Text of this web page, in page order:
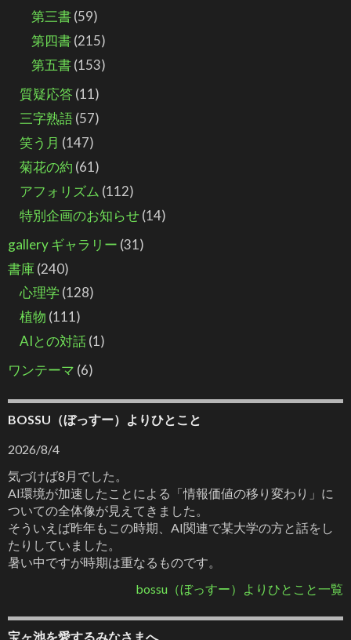
第三書(59)
第四書(215)
第五書(153)
質疑応答(11)
三字熟語(57)
笑う月 (147)
菊花の約 (61)
アフォリズム (112)
特別企画のお知らせ(14)
gallery ギャラリー (31)
書庫(240)
心理学 (128)
植物 (111)
AIとの対話(1)
ワンテーマ (6)
BOSSU（ぼっすー）よりひとこと
2026/8/4
気づけば8月でした。
AI環境が加速したことによる「情報価値の移り変わり」に
ついての全体像が見えてきました。
そういえば昨年もこの時期、AI関連で某大学の方と話をし
たりしていました。
暑い中ですが時期は重なるものです。
bossu（ぼっすー）よりひとこと一覧
宝ヶ池を愛するみなさまへ